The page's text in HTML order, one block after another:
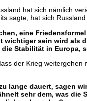
hat sich nämlich
sagte, hat sich
eine
wichtiger sein wird als
Stabilität in
der Krieg
lange dauert, sagen
sehr dem, was